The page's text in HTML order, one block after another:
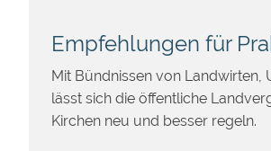
Empfehlungen für
Mit Bündnissen von
lässt sich die öffentliche
Kirchen neu und besser regeln.